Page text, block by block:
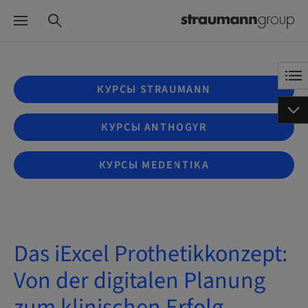
КУРСЫ STRAUMANN
КУРСЫ ANTHOGYR
КУРСЫ MEDENTIKA
Das iExcel Prothetikkonzept:
Von der digitalen Planung